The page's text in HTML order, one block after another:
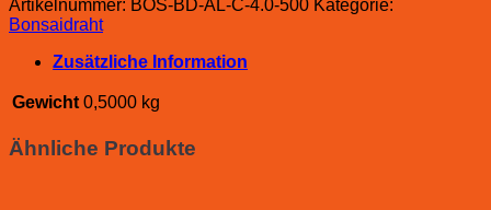
Artikelnummer: BOS-BD-AL-C-4.0-500 Kategorie:
Bonsaidraht
Zusätzliche Information
Gewicht 0,5000 kg
Ähnliche Produkte